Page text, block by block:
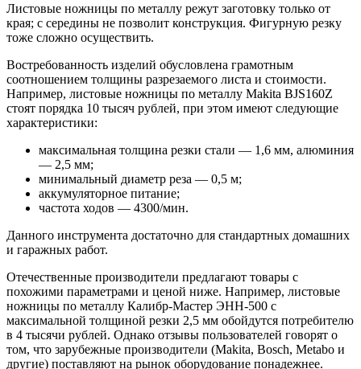
Листовые ножницы по металлу режут заготовку только от
края; с середины не позволит конструкция. Фигурную резку
тоже сложно осуществить.
Востребованность изделий обусловлена грамотным
соотношением толщины разрезаемого листа и стоимости.
Например, листовые ножницы по металлу Makita BJS160Z
стоят порядка 10 тысяч рублей, при этом имеют следующие
характеристики:
максимальная толщина резки стали — 1,6 мм, алюминия
— 2,5 мм;
минимальный диаметр реза — 0,5 м;
аккумуляторное питание;
частота ходов — 4300/мин.
Данного инструмента достаточно для стандартных домашних
и гаражных работ.
Отечественные производители предлагают товары с
похожими параметрами и ценой ниже. Например, листовые
ножницы по металлу Калибр-Мастер ЭНН-500 с
максимальной толщиной резки 2,5 мм обойдутся потребителю
в 4 тысячи рублей. Однако отзывы пользователей говорят о
том, что зарубежные производители (Makita, Bosch, Metabo и
другие) поставляют на рынок оборудование понадежнее.